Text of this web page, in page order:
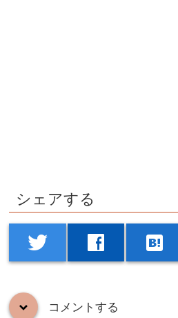
シェアする
twitter facebook hatenabookmark
down コメントする